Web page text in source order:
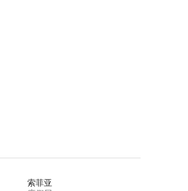
5 分），共 44 条评价
索菲亚